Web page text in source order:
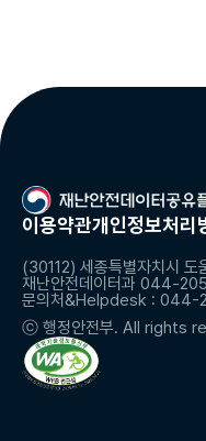
이용약관개인정보처리
(30112) 세종특별자치시
재난안전데이터과 044-
문의처&Helpdesk :
ⓒ 행정안전부. All rights